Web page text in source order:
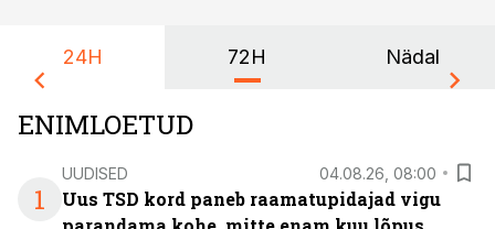
24H 72H Nädal
ENIMLOETUD
1
UUDISED 04.08.26, 08:00
Uus TSD kord paneb raamatupidajad vigu